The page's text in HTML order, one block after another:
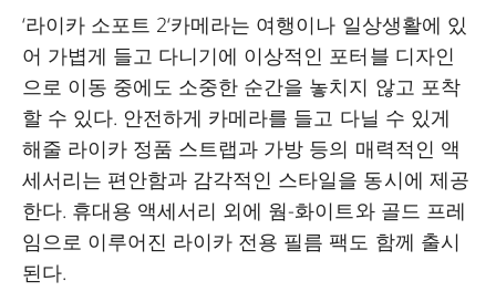
‘라이카 소포트 2‘카메라는 여행이나 일상생활에 있
어 가볍게 들고 다니기에 이상적인 포터블 디자인
으로 이동 중에도 소중한 순간을 놓치지 않고 포착
할 수 있다. 안전하게 카메라를 들고 다닐 수 있게
해줄 라이카 정품 스트랩과 가방 등의 매력적인 액
세서리는 편안함과 감각적인 스타일을 동시에 제공
한다. 휴대용 액세서리 외에 웜-화이트와 골드 프레
임으로 이루어진 라이카 전용 필름 팩도 함께 출시
된다.